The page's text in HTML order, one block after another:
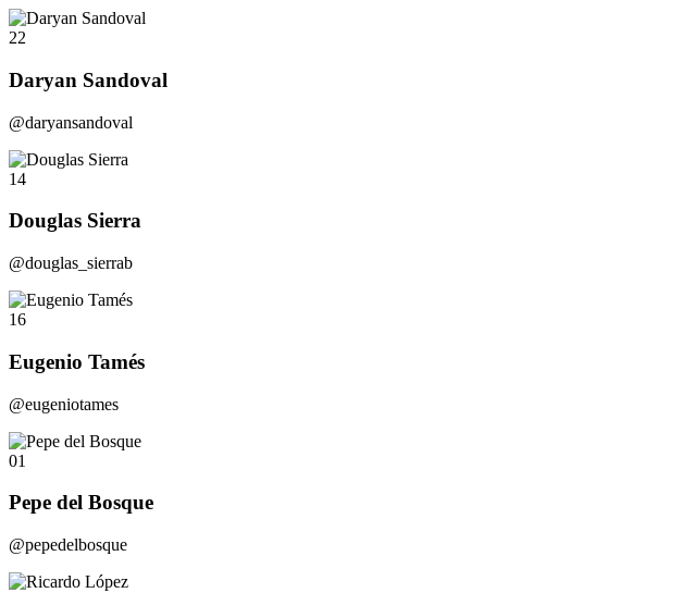
22
Daryan Sandoval
@daryansandoval
14
Douglas Sierra
@douglas_sierrab
16
Eugenio Tamés
@eugeniotames
01
Pepe del Bosque
@pepedelbosque